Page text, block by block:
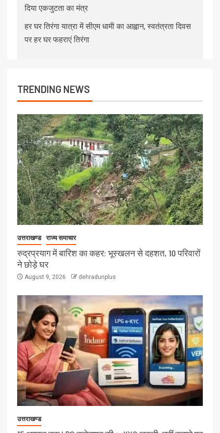
दिया एकजुटता का मंत्र
हर घर तिरंगा यात्रा में सीएम धामी का आह्वान, स्वतंत्रता दिवस
पर हर घर फहराएं तिरंगा
TRENDING NEWS
उत्तराखण्ड राज्य समाचार
रुद्रप्रयाग में बारिश का कहर: भूस्खलन से दहशत, 10 परिवारों
ने छोड़े घर
August 9, 2026 dehradunplus
उत्तराखण्ड